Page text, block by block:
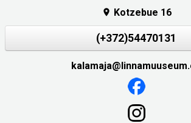
 Kotzebue 16
(+372)54470131